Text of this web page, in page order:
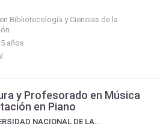
Bibliotecología y Ciencias de la
años
y Profesorado en Música
en Piano
UNLP - UNIVERSIDAD NACIONAL DE LA PLATA